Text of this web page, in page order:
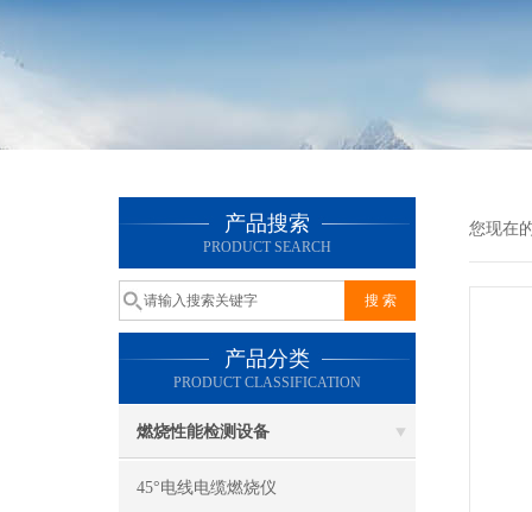
产品搜索
PRODUCT SEARCH
产品分类
PRODUCT CLASSIFICATION
燃烧性能检测设备
45°电线电缆燃烧仪
您现在